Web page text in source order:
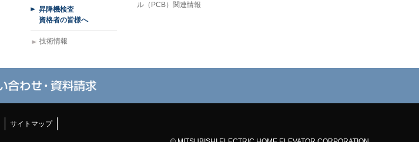
昇降機検査
資格者の皆様へ
技術情報
ル（PCB）関連情報
サイトマップ